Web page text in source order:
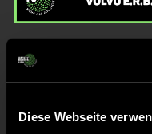
Diese Webseite
Liveticker
Keine Daten